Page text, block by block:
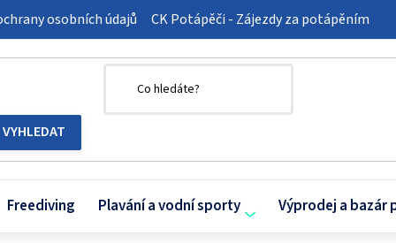
osobních údajů CK Potápěči - Zájezdy za potápěním
Freediving Plavání a vodní sporty Výprodej a bazár